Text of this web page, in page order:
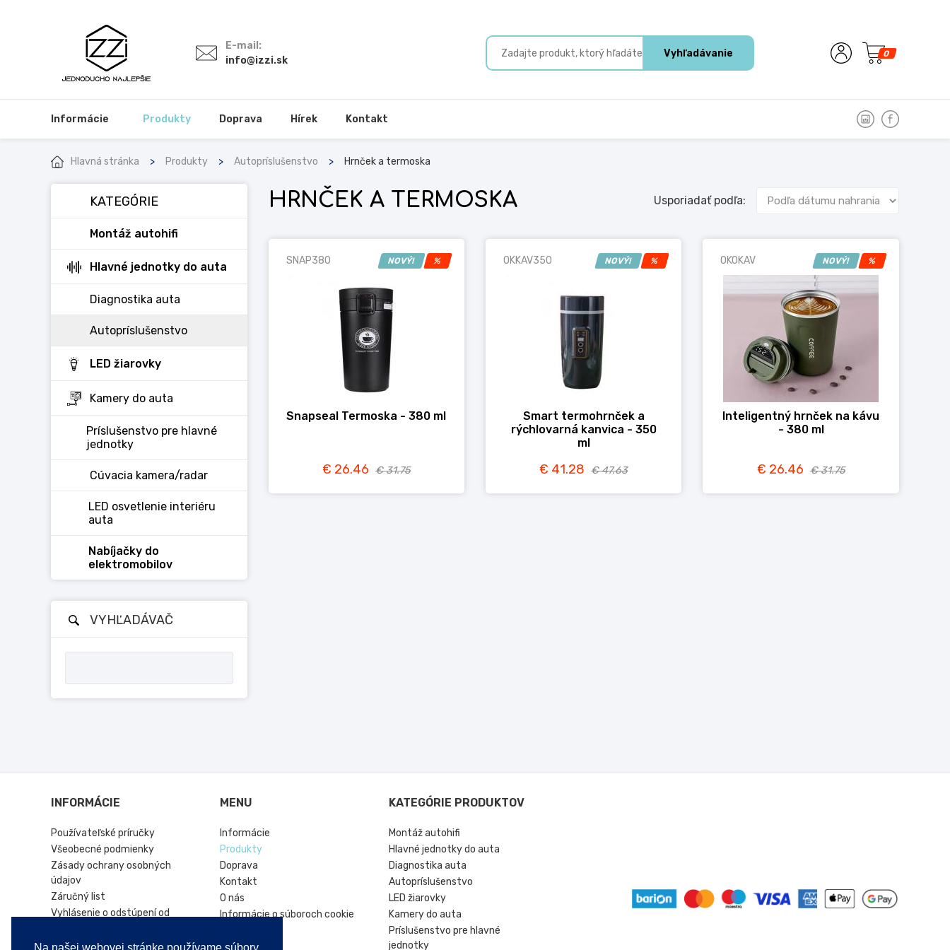
E-mail:
info@izzi.sk
Vyhľadávanie 0
Informácie Produkty Doprava Hírek Kontakt
Hlavná stránka Produkty Autopríslušenstvo Hrnček a termoska
KATEGÓRIE
Montáž autohifi
Hlavné jednotky do auta
Diagnostika auta
Autopríslušenstvo
LED žiarovky
Kamery do auta
Príslušenstvo pre hlavné
jednotky
Cúvacia kamera/radar
LED osvetlenie interiéru
auta
Nabíjačky do
elektromobilov
VYHĽADÁVAČ
HRNČEK A TERMOSKA Usporiadať podľa:
NOVÝ! %
SNAP380
Snapseal Termoska - 380 ml
€ 26.46 € 31.75
NOVÝ! %
OKKAV350
Smart termohrnček a
rýchlovarná kanvica - 350
ml
€ 41.28 € 47.63
NOVÝ! %
OKOKAV
Inteligentný hrnček na kávu
- 380 ml
€ 26.46 € 31.75
INFORMÁCIE
Používateľské príručky
Všeobecné podmienky
Zásady ochrany osobných
údajov
Záručný list
Vyhlásenie o odstúpení od
Online platforma riešenia sporov
MENU
Informácie
Produkty
Doprava
Kontakt
O nás
Informácie o súboroch cookie
KATEGÓRIE PRODUKTOV
Montáž autohifi
Hlavné jednotky do auta
Diagnostika auta
Autopríslušenstvo
LED žiarovky
Kamery do auta
Príslušenstvo pre hlavné
jednotky